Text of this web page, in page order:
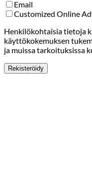
Email
Customized Online
Henkilökohtaisia tietoja
käyttökokemuksen
ja muissa tarkoituksissa
Rekisteröidy